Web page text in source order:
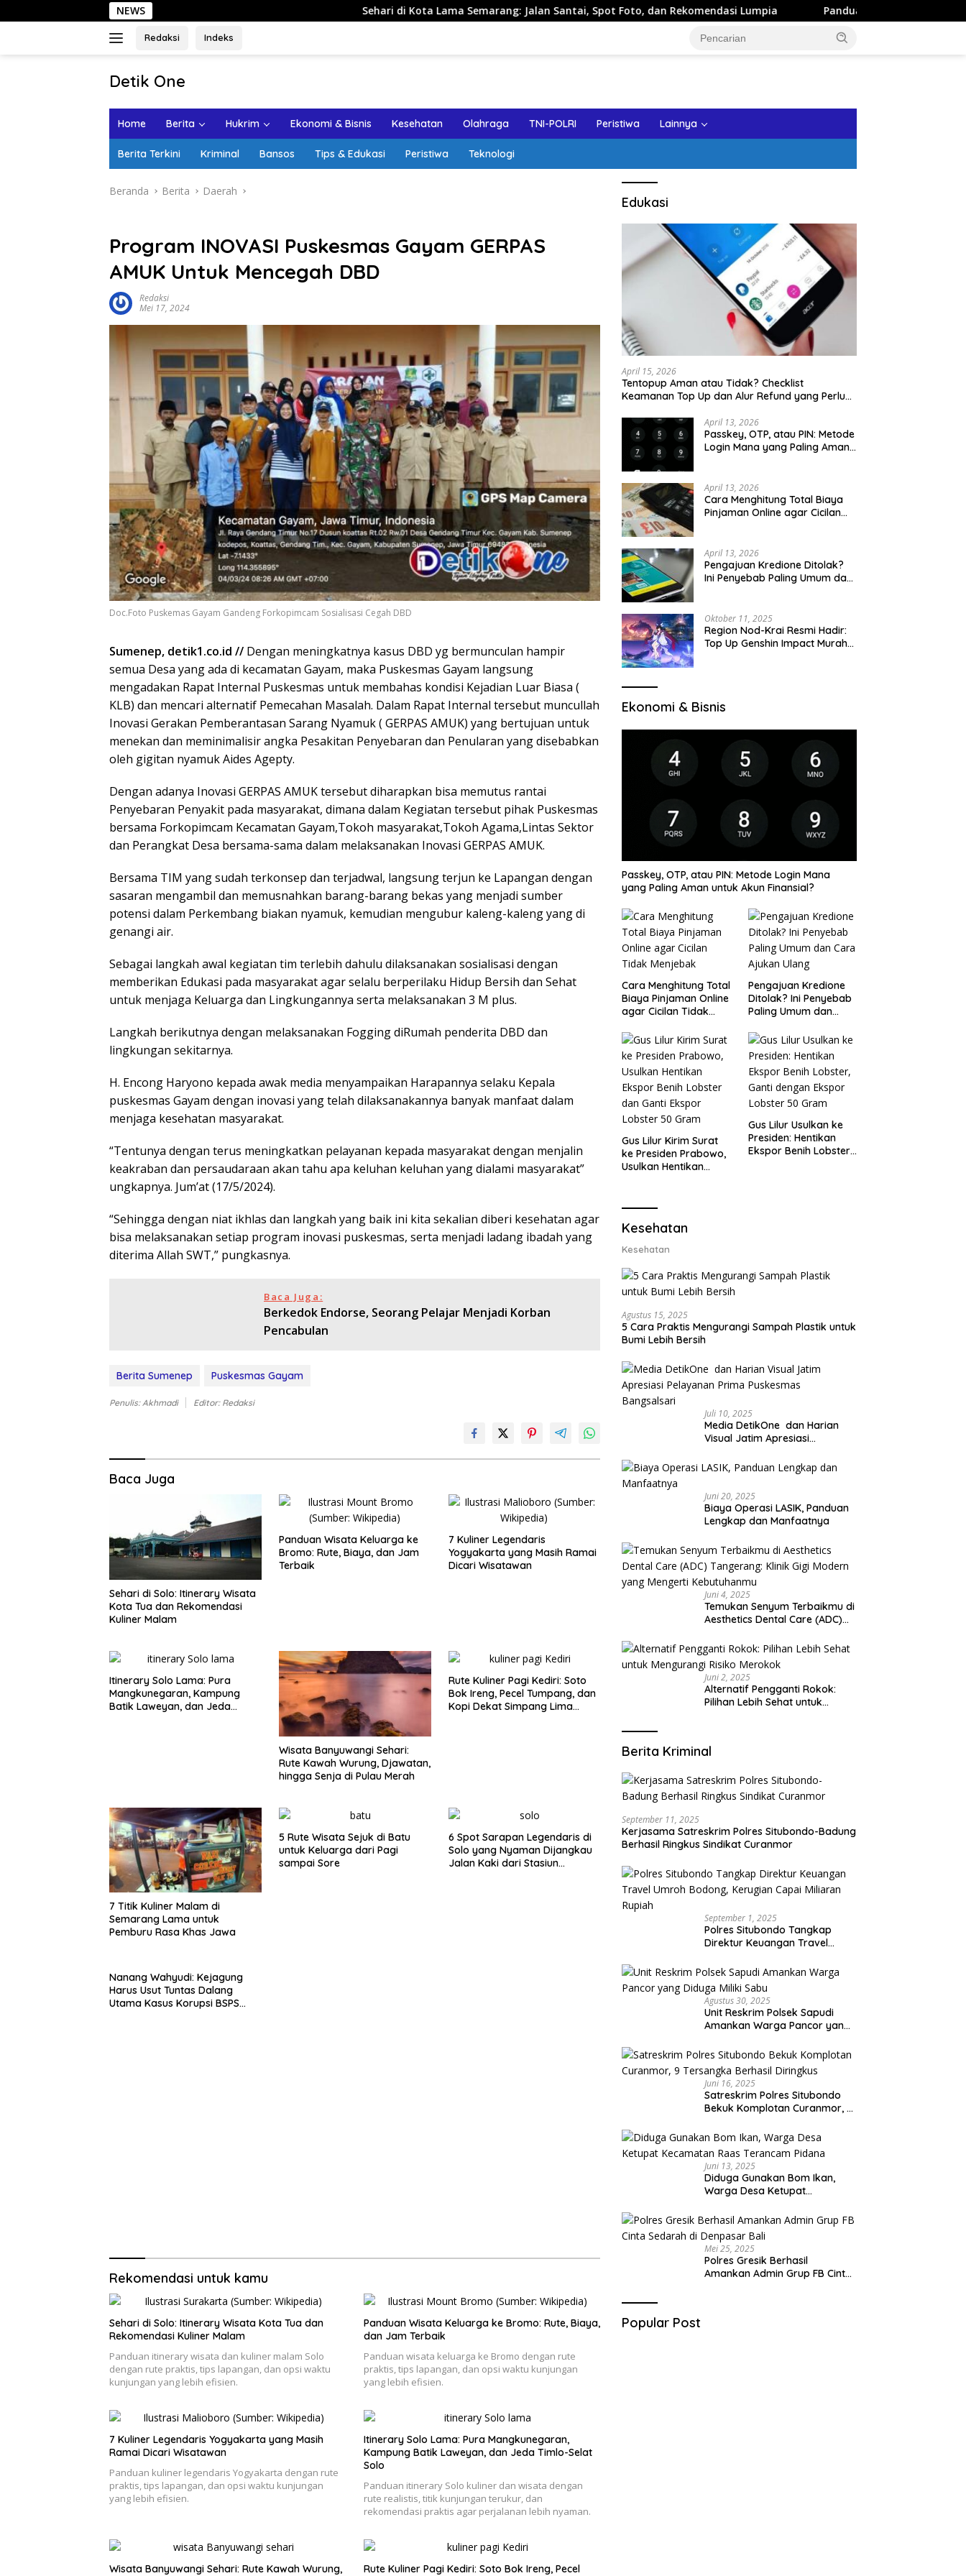
ke
NEWS Sehari di Kota Lama Semarang: Jalan Santai, Spot Foto, dan Rekomendasi Lumpia Panduan Wisata Keluarga ke Kota Batu:
Redaksi Indeks
Detik One
Ungkap
Home Berita Hukrim Ekonomi & Bisnis Kesehatan Olahraga TNI-POLRI Peristiwa Lainnya
Berita Terkini Kriminal Bansos Tips & Edukasi Peristiwa Teknologi
Beranda Berita Daerah
Program INOVASI Puskesmas Gayam GERPAS
AMUK Untuk Mencegah DBD
Redaksi
Mei 17, 2024
Doc.Foto Puskemas Gayam Gandeng Forkopimcam Sosialisasi Cegah DBD
Sumenep, detik1.co.id // Dengan meningkatnya kasus DBD yg bermunculan hampir
semua Desa yang ada di kecamatan Gayam, maka Puskesmas Gayam langsung
mengadakan Rapat Internal Puskesmas untuk membahas kondisi Kejadian Luar Biasa (
KLB) dan mencari alternatif Pemecahan Masalah. Dalam Rapat Internal tersebut muncullah
Inovasi Gerakan Pemberantasan Sarang Nyamuk ( GERPAS AMUK) yang bertujuan untuk
menekan dan meminimalisir angka Pesakitan Penyebaran dan Penularan yang disebabkan
oleh gigitan nyamuk Aides Agepty.
Dengan adanya Inovasi GERPAS AMUK tersebut diharapkan bisa memutus rantai
Penyebaran Penyakit pada masyarakat, dimana dalam Kegiatan tersebut pihak Puskesmas
bersama Forkopimcam Kecamatan Gayam,Tokoh masyarakat,Tokoh Agama,Lintas Sektor
dan Perangkat Desa bersama-sama dalam melaksanakan Inovasi GERPAS AMUK.
Bersama TIM yang sudah terkonsep dan terjadwal, langsung terjun ke Lapangan dengan
sasaran mengambil dan memusnahkan barang-barang bekas yang menjadi sumber
potensi dalam Perkembang biakan nyamuk, kemudian mengubur kaleng-kaleng yang di
genangi air.
Sebagai langkah awal kegiatan tim terlebih dahulu dilaksanakan sosialisasi dengan
memberikan Edukasi pada masyarakat agar selalu berperilaku Hidup Bersih dan Sehat
untuk menjaga Keluarga dan Lingkungannya serta melaksanakan 3 M plus.
Langkah berikutnya dengan melaksanakan Fogging diRumah penderita DBD dan
lingkungan sekitarnya.
H. Encong Haryono kepada awak media menyampaikan Harapannya selaku Kepala
puskesmas Gayam dengan inovasi yang telah dilaksanakannya banyak manfaat dalam
menjaga kesehatan masyarakat.
“Tentunya dengan terus meningkatkan pelayanan kepada masyarakat dengan menjalin
keakraban dan persaudaraan akan tahu apa keluhan keluhan yang dialami masyarakat”
ungkapnya. Jum’at (17/5/2024).
“Sehingga dengan niat ikhlas dan langkah yang baik ini kita sekalian diberi kesehatan agar
bisa melaksanakan setiap program inovasi puskesmas, serta menjadi ladang ibadah yang
diterima Allah SWT,” pungkasnya.
Baca Juga:
Berkedok Endorse, Seorang Pelajar Menjadi Korban
Pencabulan
Berita Sumenep Puskesmas Gayam
Penulis: Akhmadi Editor: Redaksi
Baca Juga
Sehari di Solo: Itinerary Wisata
Kota Tua dan Rekomendasi
Kuliner Malam
Panduan Wisata Keluarga ke
Bromo: Rute, Biaya, dan Jam
Terbaik
7 Kuliner Legendaris
Yogyakarta yang Masih Ramai
Dicari Wisatawan
Itinerary Solo Lama: Pura
Mangkunegaran, Kampung
Batik Laweyan, dan Jeda
Wisata Banyuwangi Sehari:
Rute Kawah Wurung, Djawatan,
hingga Senja di Pulau Merah
Rute Kuliner Pagi Kediri: Soto
Bok Ireng, Pecel Tumpang, dan
Kopi Dekat Simpang Lima
7 Titik Kuliner Malam di
Semarang Lama untuk
Pemburu Rasa Khas Jawa
5 Rute Wisata Sejuk di Batu
untuk Keluarga dari Pagi
sampai Sore
6 Spot Sarapan Legendaris di
Solo yang Nyaman Dijangkau
Jalan Kaki dari Stasiun
Nanang Wahyudi: Kejagung
Harus Usut Tuntas Dalang
Utama Kasus Korupsi BSPS
Rekomendasi untuk kamu
Sehari di Solo: Itinerary Wisata Kota Tua dan
Rekomendasi Kuliner Malam
Panduan itinerary wisata dan kuliner malam Solo
dengan rute praktis, tips lapangan, dan opsi waktu
kunjungan yang lebih efisien.
Panduan Wisata Keluarga ke Bromo: Rute, Biaya,
dan Jam Terbaik
Panduan wisata keluarga ke Bromo dengan rute
praktis, tips lapangan, dan opsi waktu kunjungan
yang lebih efisien.
7 Kuliner Legendaris Yogyakarta yang Masih
Ramai Dicari Wisatawan
Panduan kuliner legendaris Yogyakarta dengan rute
praktis, tips lapangan, dan opsi waktu kunjungan
yang lebih efisien.
Itinerary Solo Lama: Pura Mangkunegaran,
Kampung Batik Laweyan, dan Jeda Timlo-Selat
Solo
Panduan itinerary Solo kuliner dan wisata dengan
rute realistis, titik kunjungan terukur, dan
rekomendasi praktis agar perjalanan lebih nyaman.
Wisata Banyuwangi Sehari: Rute Kawah Wurung,
Rute Kuliner Pagi Kediri: Soto Bok Ireng, Pecel
Edukasi
April 15, 2026
Tentopup Aman atau Tidak? Checklist
Keamanan Top Up dan Alur Refund yang Perlu
April 13, 2026
Passkey, OTP, atau PIN: Metode
Login Mana yang Paling Aman
April 13, 2026
Cara Menghitung Total Biaya
Pinjaman Online agar Cicilan
April 13, 2026
Pengajuan Kredione Ditolak?
Ini Penyebab Paling Umum dan
Oktober 11, 2025
Region Nod-Krai Resmi Hadir:
Top Up Genshin Impact Murah
Ekonomi & Bisnis
Passkey, OTP, atau PIN: Metode Login Mana
yang Paling Aman untuk Akun Finansial?
Cara Menghitung Total
Biaya Pinjaman Online
agar Cicilan Tidak
Pengajuan Kredione
Ditolak? Ini Penyebab
Paling Umum dan
Gus Lilur Kirim Surat
ke Presiden Prabowo,
Usulkan Hentikan
Lobster 50 Gram
Gus Lilur Usulkan ke
Presiden: Hentikan
Ekspor Benih Lobster,
Kesehatan
Kesehatan
Agustus 15, 2025
5 Cara Praktis Mengurangi Sampah Plastik untuk
Bumi Lebih Bersih
Juli 10, 2025
Media DetikOne dan Harian
Visual Jatim Apresiasi
Bangsalsari
Juni 20, 2025
Biaya Operasi LASIK, Panduan
Lengkap dan Manfaatnya
Juni 4, 2025
Temukan Senyum Terbaikmu di
Aesthetics Dental Care (ADC)
yang Mengerti Kebutuhanmu
Juni 2, 2025
Alternatif Pengganti Rokok:
Pilihan Lebih Sehat untuk
Berita Kriminal
September 11, 2025
Kerjasama Satreskrim Polres Situbondo-Badung
Berhasil Ringkus Sindikat Curanmor
September 1, 2025
Polres Situbondo Tangkap
Direktur Keuangan Travel
Capai Miliaran Rupiah
Agustus 30, 2025
Unit Reskrim Polsek Sapudi
Amankan Warga Pancor yang
Juni 16, 2025
Satreskrim Polres Situbondo
Bekuk Komplotan Curanmor, 9
Juni 13, 2025
Diduga Gunakan Bom Ikan,
Warga Desa Ketupat
Pidana
Mei 25, 2025
Polres Gresik Berhasil
Amankan Admin Grup FB Cinta
Popular Post